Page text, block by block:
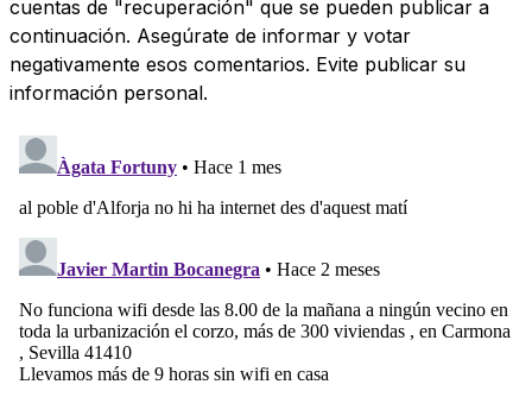
cuentas de "recuperación" que se pueden publicar a
continuación. Asegúrate de informar y votar
negativamente esos comentarios. Evite publicar su
información personal.